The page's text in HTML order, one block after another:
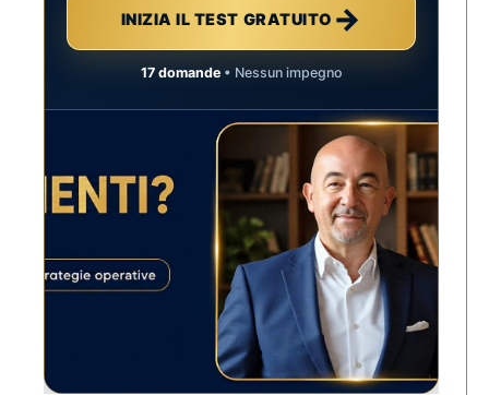
INIZIA IL TEST GRATUITO →
17 domande• Nessun impegno